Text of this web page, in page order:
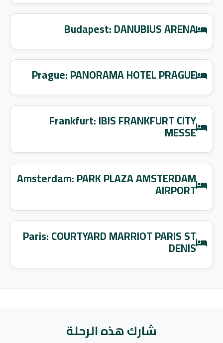
Budapest: DANUBIUS ARENA
Prague: PANORAMA HOTEL PRAGUE
Frankfurt: IBIS FRANKFURT CITY
MESSE
Amsterdam: PARK PLAZA AMSTERDAM
AIRPORT
Paris: COURTYARD MARRIOT PARIS ST
DENIS
شارك هذه الرحلة